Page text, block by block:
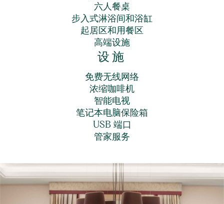
六人餐桌
步入式淋浴间和浴缸
起居区和用餐区
高端设施
设施
免费无线网络
浓缩咖啡机
智能电视
笔记本电脑保险箱
USB 端口
管家服务